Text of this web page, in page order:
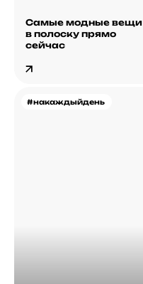
Самые модные вещи
в полоску прямо
сейчас
#накаждыйдень